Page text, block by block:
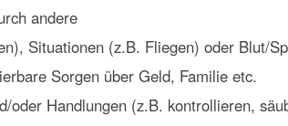
andere
Situationen (z.B. Fliegen) oder Blut/
Sorgen über Geld, Familie etc.
oder Handlungen (z.B. kontrollieren,